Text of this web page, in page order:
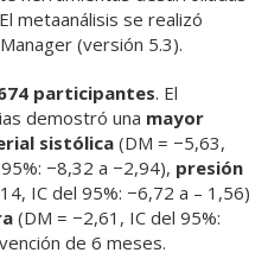
metaanálisis se realizó
(versión 5.3).
participantes. El
demostró una mayor
sistólica (DM = −5,63,
−8,32 a −2,94), presión
IC del 95%: −6,72 a – 1,56)
(DM = −2,61, IC del 95%:
de 6 meses.